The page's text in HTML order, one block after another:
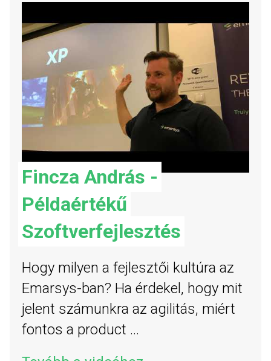
Fincza András -
Példaértékű
Szoftverfejlesztés
Hogy milyen a fejlesztői kultúra az
Emarsys-ban? Ha érdekel, hogy mit
jelent számunkra az agilitás, miért
fontos a product ...